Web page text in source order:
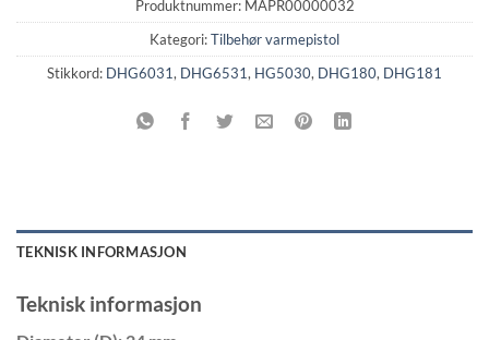
Produktnummer: MAPR00000032
Kategori:Tilbehør varmepistol
Stikkord: DHG6031, DHG6531, HG5030, DHG180, DHG181
TEKNISK INFORMASJON
Teknisk informasjon